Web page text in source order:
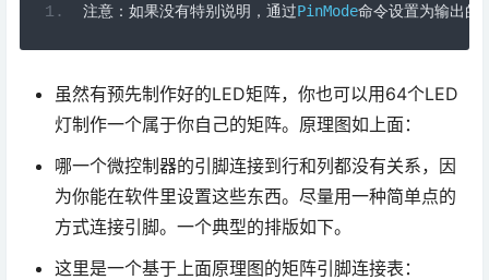
注意：如果没有特别说明，通过PinMode命令设置为输出的
虽然有预先制作好的LED矩阵，你也可以用64个LED
灯制作一个属于你自己的矩阵。原理图如上面：
哪一个微控制器的引脚连接到行和列都没有关系，因
为你能在软件里设置这些东西。尽量用一种简单点的
方式连接引脚。一个典型的排版如下。
这里是一个基于上面原理图的矩阵引脚连接表：